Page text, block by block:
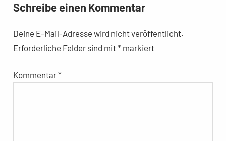
Schreibe einen Kommentar
Deine E-Mail-Adresse wird nicht veröffentlicht.
Erforderliche Felder sind mit* markiert
Kommentar*